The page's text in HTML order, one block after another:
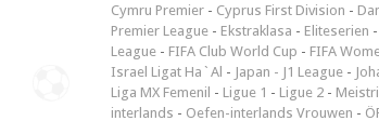
Cymru Premier - Cyprus First Division -
Premier League - Ekstraklasa - Eliteserien -
League - FIFA Club World Cup - FIFA
Israel Ligat Ha`Al - Japan - J1 League -
Liga MX Femenil - Ligue 1 - Ligue 2 -
interlands - Oefen-interlands Vrouwen -